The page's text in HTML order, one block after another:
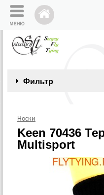
Фильтр
Носки
Keen 70436
Multisport